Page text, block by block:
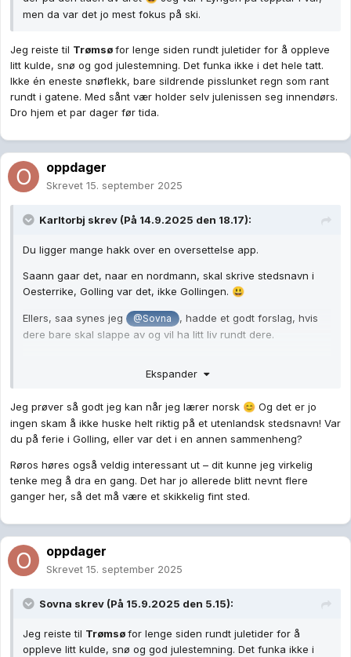
men da var det jo mest fokus på ski.
Jeg reiste til Trømsøfor lenge siden rundt juletider for å oppleve
litt kulde, snø og god julestemning. Det funka ikke i det hele tatt.
Ikke én eneste snøflekk, bare sildrende pisslunket regn som rant
rundt i gatene. Med sånt vær holder selv julenissen seg innendørs.
Dro hjem et par dager før tida.
oppdager
Skrevet 15. september 2025
Karltorbj skrev (På 14.9.2025 den 18.17):
Du ligger mange hakk over en oversettelse app.
Saann gaar det, naar en nordmann, skal skrive stedsnavn i
Oesterrike, Golling var det, ikke Gollingen. 😃
Ellers, saa synes jeg @Sovna
, hadde et godt forslag, hvis
dere bare skal slappe av og vil ha litt liv rundt dere.
Ekspander
Jeg prøver så godt jeg kan når jeg lærer norsk 😊 Og det er jo
ingen skam å ikke huske helt riktig på et utenlandsk stedsnavn! Var
du på ferie i Golling, eller var det i en annen sammenheng?
Røros høres også veldig interessant ut – dit kunne jeg virkelig
tenke meg å dra en gang. Det har jo allerede blitt nevnt flere
ganger her, så det må være et skikkelig fint sted.
oppdager
Skrevet 15. september 2025
Sovna skrev (På 15.9.2025 den 5.15):
Jeg reiste til Trømsøfor lenge siden rundt juletider for å
oppleve litt kulde, snø og god julestemning. Det funka ikke i